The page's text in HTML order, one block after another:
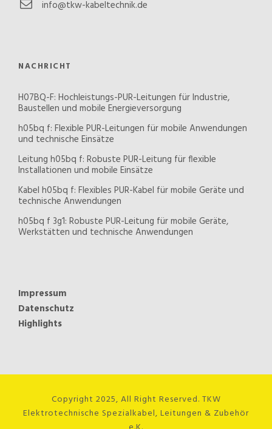
info@tkw-kabeltechnik.de
NACHRICHT
H07BQ-F: Hochleistungs-PUR-Leitungen für Industrie,
Baustellen und mobile Energieversorgung
h05bq f: Flexible PUR-Leitungen für mobile Anwendungen
und technische Einsätze
Leitung h05bq f: Robuste PUR-Leitung für flexible
Installationen und mobile Einsätze
Kabel h05bq f: Flexibles PUR-Kabel für mobile Geräte und
technische Anwendungen
h05bq f 3g1: Robuste PUR-Leitung für mobile Geräte,
Werkstätten und technische Anwendungen
Impressum
Datenschutz
Highlights
Copyright 2025, All Right Reserved. TKW
Elektrotechnische Spezialkabel, Leitungen & Zubehör